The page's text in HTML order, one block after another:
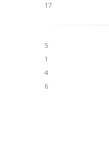
17
5
1
4
6